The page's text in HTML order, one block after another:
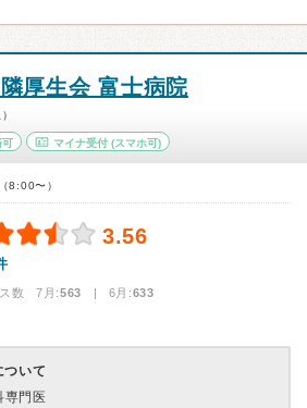
厚生会 富士病院
可 マイナ受付 (スマホ可)
8:00〜）
3.56
数 7月:563 | 6月:633
ついて
専門医